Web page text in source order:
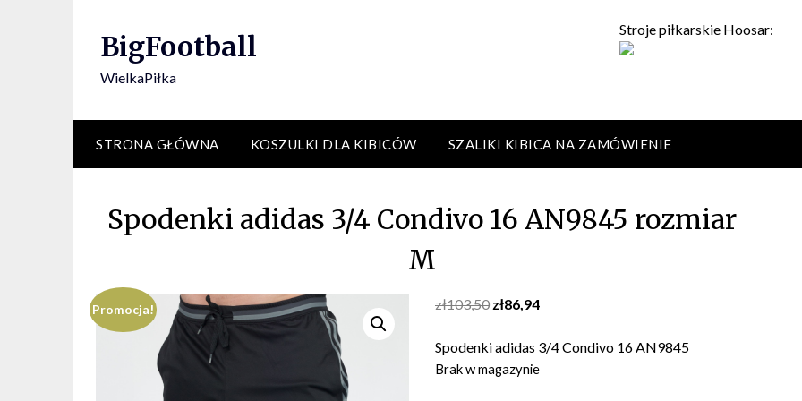
BigFootball
WielkaPiłka
Stroje piłkarskie Hoosar:
STRONA GŁÓWNA KOSZULKI DLA KIBICÓW SZALIKI KIBICA NA ZAMÓWIENIE
Spodenki adidas 3/4 Condivo 16 AN9845 rozmiar
M
Promocja! zł103,50 Original
was:
zł103,50.
zł86,94Current
is:
zł86,94.
Spodenki adidas 3/4 Condivo 16 AN9845
Brak w magazynie